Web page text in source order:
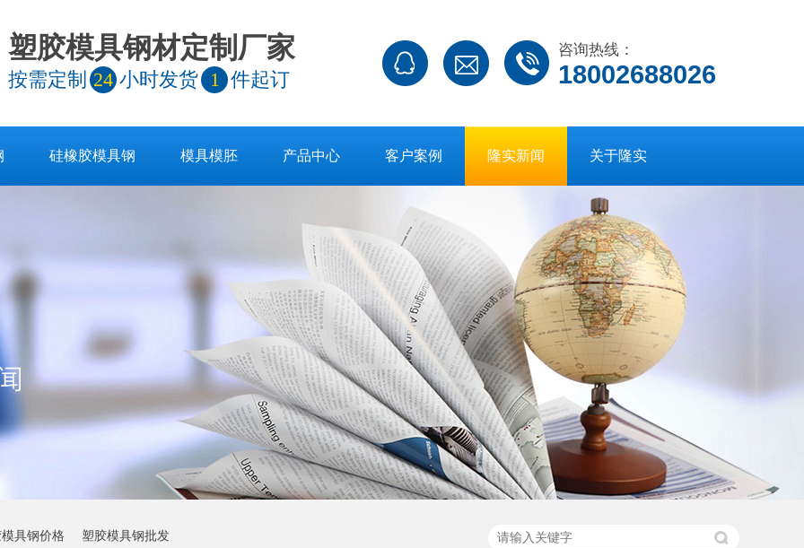
塑胶模具钢材定制厂家
按需定制 24 小时发货 1 件起订
咨询热线：
18002688026
硅橡胶模具钢 模具模胚 产品中心 客户案例 隆实新闻 关于隆实
具钢价格 塑胶模具钢批发